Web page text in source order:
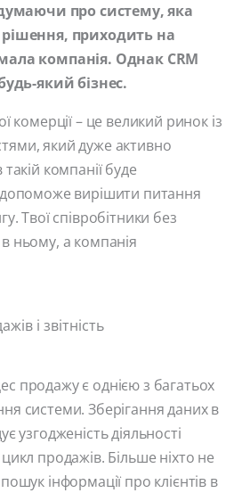
про систему, яка
рішення, приходить на
компанія. Однак CRM
який бізнес.
комерції – це великий ринок із
який дуже активно
компанії буде
вирішити питання
Твої співробітники без
ньому, а компанія
і звітність
продажу є однією з багатьох
системи. Зберігання даних в
узгодженість діяльності
продажів. Більше ніхто не
інформації про клієнтів в